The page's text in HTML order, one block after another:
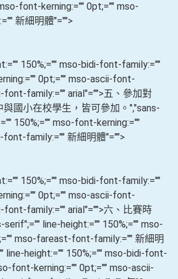
font-kerning:="" 0pt;="" mso-
新細明體"="">
150%;="" mso-bidi-font-family:=""
0pt;="" mso-ascii-font-
font-family:="" arial"="">五、參加對
國小在校學生，皆可參加。 ","sans-
150%;="" mso-font-kerning:=""
family:="" 新細明體"="">
150%;="" mso-bidi-font-family:=""
0pt;="" mso-ascii-font-
font-family:="" arial"="">六、比賽時
serif";="" line-height:="" 150%;="" mso-
mso-fareast-font-family:="" 新細明
line-height:="" 150%;="" mso-bidi-font-
font-kerning:="" 0pt;="" mso-ascii-